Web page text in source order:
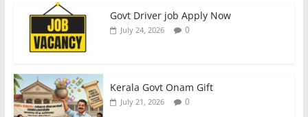
Govt Driver job Apply Now
July 24, 2026 0
Kerala Govt Onam Gift
July 21, 2026 0